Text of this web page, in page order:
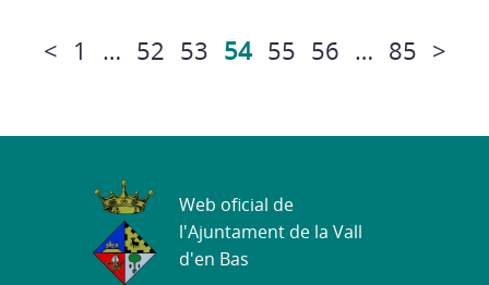
< 1 … 52 53 54 55 56 … 85 >
Web oficial de
l'Ajuntament de la Vall
d'en Bas